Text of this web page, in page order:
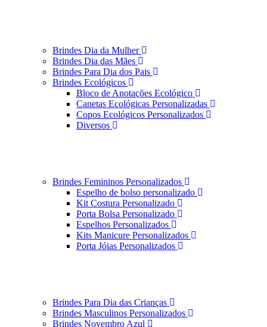
Brindes Dia da Mulher
Brindes Dia das Mães
Brindes Para Dia dos Pais
Brindes Ecológicos
Bloco de Anotações Ecológico
Canetas Ecológicas Personalizadas
Copos Ecológicos Personalizados
Diversos
Brindes Femininos Personalizados
Espelho de bolso personalizado
Kit Costura Personalizado
Porta Bolsa Personalizado
Espelhos Personalizados
Kits Manicure Personalizados
Porta Jóias Personalizados
Brindes Para Dia das Crianças
Brindes Masculinos Personalizados
Brindes Novembro Azul